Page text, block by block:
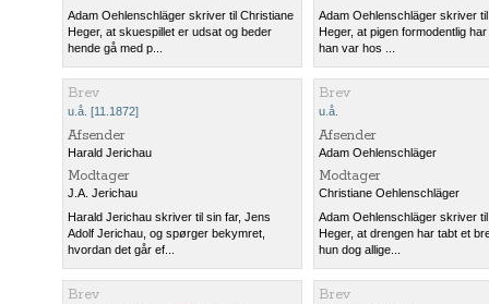
Adam Oehlenschläger skriver til Christiane
Heger, at skuespillet er udsat og beder
hende gå med p...
Adam Oehlenschläger skriver
Heger, at pigen formodentlig
han var hos ...
Brev
u.å. [11.1872]
Afsender
Harald Jerichau
Modtager
J.A. Jerichau
Harald Jerichau skriver til sin far, Jens
Adolf Jerichau, og spørger bekymret,
hvordan det går ef...
Brev
u.å.
Afsender
Adam Oehlenschläger
Modtager
Christiane Oehlenschläger
Adam Oehlenschläger skriver
Heger, at drengen har tabt et
hun dog allige...
Brev Brev